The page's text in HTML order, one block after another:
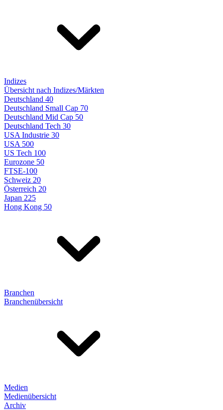
Indizes
Übersicht nach Indizes/Märkten
Deutschland 40
Deutschland Small Cap 70
Deutschland Mid Cap 50
Deutschland Tech 30
USA Industrie 30
USA 500
US Tech 100
Eurozone 50
FTSE-100
Schweiz 20
Österreich 20
Japan 225
Hong Kong 50
Branchen
Branchenübersicht
Medien
Medienübersicht
Archiv